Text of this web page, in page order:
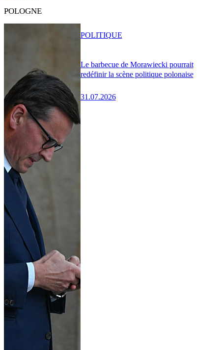
POLOGNE
Le barbecue de Morawiecki pourrait
redéfinir la scène politique polonaise
31.07.2026
POLITIQUE